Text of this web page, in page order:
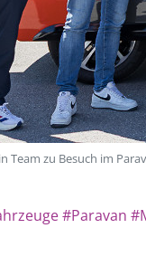
Team zu Besuch im
#Paravan